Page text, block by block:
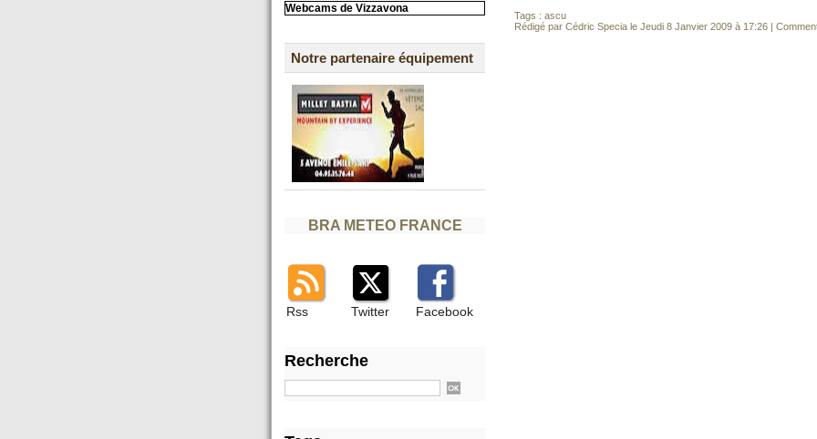
Webcams de Vizzavona
Notre partenaire équipement
BRA METEO FRANCE
Rss Twitter Facebook
Recherche
Tags : ascu
Rédigé par Cédric Specia le Jeudi 8 Janvier 2009 à 17:26 |